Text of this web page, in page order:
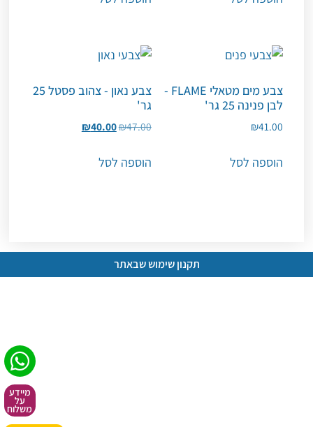
צבע מים מטאלי FLAME -
לבן פנינה 25 גר'
₪41.00
הוספה לסל
צבע נאון - צהוב פסטל 25
גר'
₪47.00
₪40.00
הוספה לסל
תקנון שימוש שבאתר
מיידע
על
משלוח